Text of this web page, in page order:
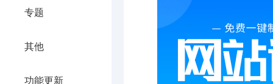
专题
其他
功能更新